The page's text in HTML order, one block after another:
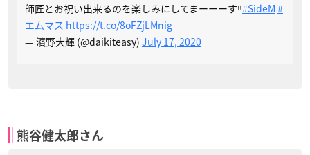
師匠とお祝い出来るのを楽しみにしてまーーーす‼️#SideM #
エムマス https://t.co/8oFZjLMnig
— 濱野大輝 (@daikiteasy) July 17, 2020
熊谷健太郎さん